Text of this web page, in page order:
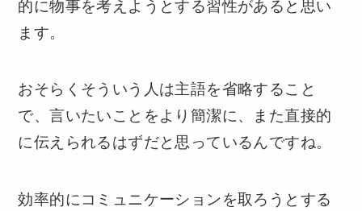
的に物事を考えようとする習性があると思い
ます。
おそらくそういう人は主語を省略すること
で、言いたいことをより簡潔に、また直接的
に伝えられるはずだと思っているんですね。
効率的にコミュニケーションを取ろうとする